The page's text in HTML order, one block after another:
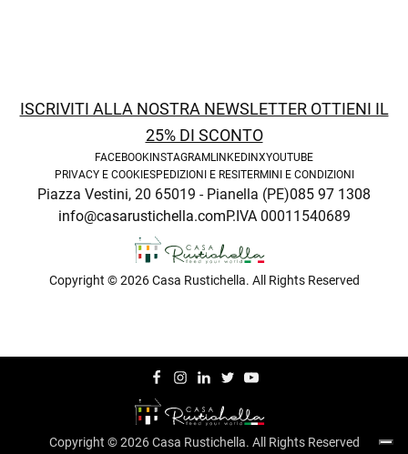
ISCRIVITI ALLA NOSTRA NEWSLETTER OTTIENI IL
25% DI SCONTO
FACEBOOK INSTAGRAM LINKEDINXYOUTUBE
PRIVACY E COOKIESPEDIZIONI E RESI TERMINI E CONDIZIONI
Piazza Vestini, 20 65019 - Pianella (PE)085 97 1308
info@casarustichella.comP.IVA 00011540689
Copyright © 2026 Casa Rustichella. All Rights Reserved
Copyright © 2026 Casa Rustichella. All Rights Reserved